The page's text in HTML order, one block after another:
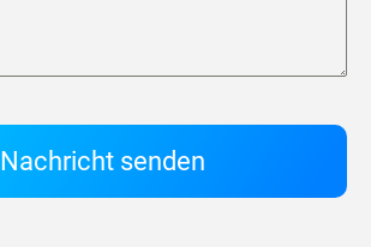
Nachricht senden